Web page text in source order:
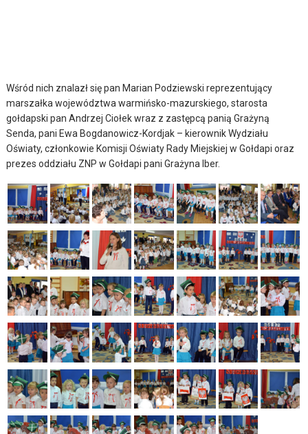
Wśród nich znalazł się pan Marian Podziewski reprezentujący
marszałka województwa warmińsko-mazurskiego, starosta
gołdapski pan Andrzej Ciołek wraz z zastępcą panią Grażyną
Senda, pani Ewa Bogdanowicz-Kordjak – kierownik Wydziału
Oświaty, członkowie Komisji Oświaty Rady Miejskiej w Gołdapi oraz
prezes oddziału ZNP w Gołdapi pani Grażyna Iber.